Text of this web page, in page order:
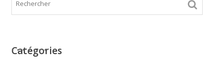
Catégories